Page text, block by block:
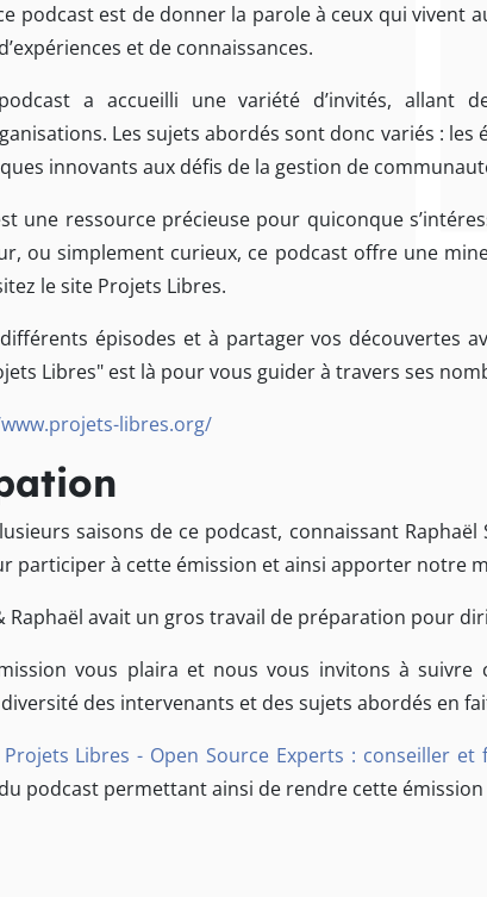
podcast est de donner la parole à ceux qui vivent
et de connaissances.
a accueilli une variété d’invités, allant
Les sujets abordés sont donc variés : les
innovants aux défis de la gestion de
une ressource précieuse pour quiconque
ou simplement curieux, ce podcast offre une
le site Projets Libres.
épisodes et à partager vos découvertes
Libres" est là pour vous guider à travers ses
libres.org/
saisons de ce podcast, connaissant Raphaël
participer à cette émission et ainsi apporter notre
Raphaël avait un gros travail de préparation pour
vous plaira et nous vous invitons à
des intervenants et des sujets abordés en
Projets Libres - Open Source Experts : conseiller
podcast permettant ainsi de rendre cette